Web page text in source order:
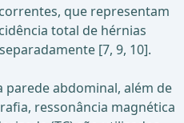
que representam
total de hérnias
[7, 9, 10].
abdominal, além de
ressonância magnética